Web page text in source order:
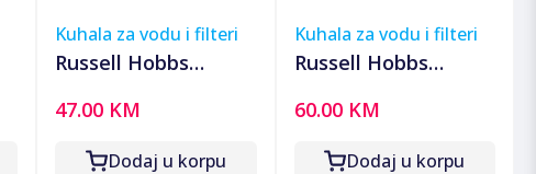
Kuhala za vodu i filteri
Russell Hobbs
zapremina 0,85 lit.,
1000W - 23840-70
47.00 KM
Dodaj u korpu
Kuhala za vodu i filteri
Russell Hobbs
zapremina 1.7 l, 2200
W, My Breakfast -
60.00 KM
Dodaj u korpu